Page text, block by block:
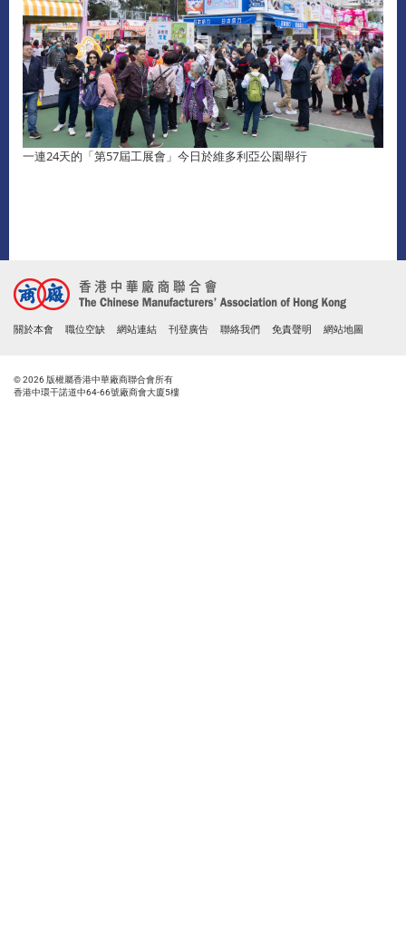
一連24天的「第57屆工展會」今日於維多利亞公園舉行
關於本會 職位空缺 網站連結 刊登廣告 聯絡我們 免責聲明 網站地圖
© 2026 版權屬香港中華廠商聯合會所有
香港中環干諾道中64-66號廠商會大廈5樓